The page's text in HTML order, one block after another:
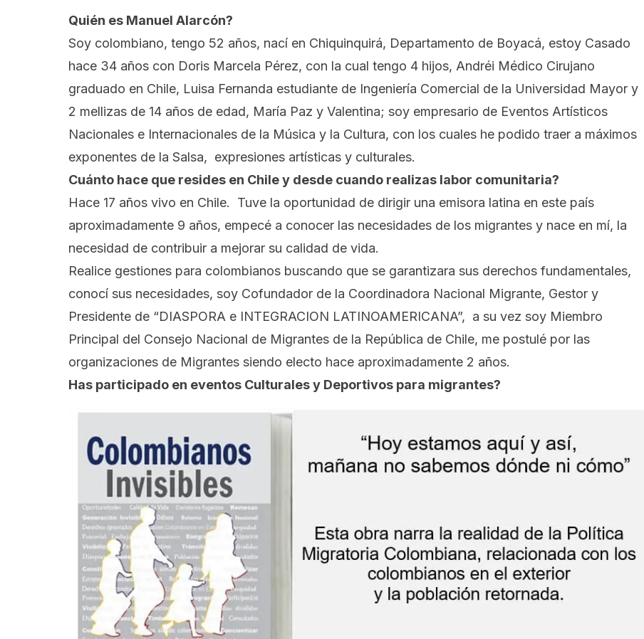
Quién es Manuel Alarcón?
Soy colombiano, tengo 52 años, nací en Chiquinquirá, Departamento de Boyacá, estoy Casado
hace 34 años con Doris Marcela Pérez, con la cual tengo 4 hijos, Andréi Médico Cirujano
graduado en Chile, Luisa Fernanda estudiante de Ingeniería Comercial de la Universidad Mayor y
2 mellizas de 14 años de edad, María Paz y Valentina; soy empresario de Eventos Artísticos
Nacionales e Internacionales de la Música y la Cultura, con los cuales he podido traer a máximos
exponentes de la Salsa, expresiones artísticas y culturales.
Cuánto hace que resides en Chile y desde cuando realizas labor comunitaria?
Hace 17 años vivo en Chile. Tuve la oportunidad de dirigir una emisora latina en este país
aproximadamente 9 años, empecé a conocer las necesidades de los migrantes y nace en mí, la
necesidad de contribuir a mejorar su calidad de vida.
Realice gestiones para colombianos buscando que se garantizara sus derechos fundamentales,
conocí sus necesidades, soy Cofundador de la Coordinadora Nacional Migrante, Gestor y
Presidente de “DIASPORA e INTEGRACION LATINOAMERICANA”, a su vez soy Miembro
Principal del Consejo Nacional de Migrantes de la República de Chile, me postulé por las
organizaciones de Migrantes siendo electo hace aproximadamente 2 años.
Has participado en eventos Culturales y Deportivos para migrantes?